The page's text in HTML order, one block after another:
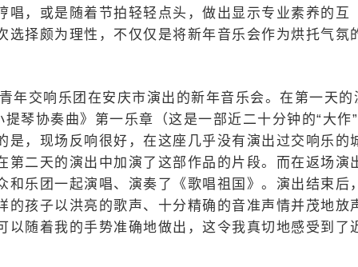
，或是随着节拍轻轻点头，做出显示专业素养的互
择颇为理性，不仅仅是将新年音乐会作为烘托气氛
年交响乐团在安庆市演出的新年音乐会。在第一天的
琴协奏曲》第一乐章（这是一部近二十分钟的“大作”
，现场反响很好，在这座几乎没有演出过交响乐的
二天的演出中加演了这部作品的片段。而在返场演
乐团一起演唱、演奏了《歌唱祖国》。演出结束后，
孩子以洪亮的歌声、十分精确的音准声情并茂地放
随着我的手势准确地做出，这令我真切地感受到了